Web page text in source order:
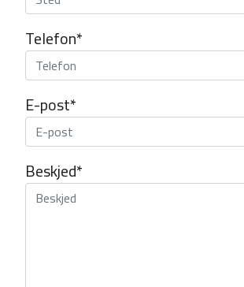
Telefon*
E-post*
Beskjed*